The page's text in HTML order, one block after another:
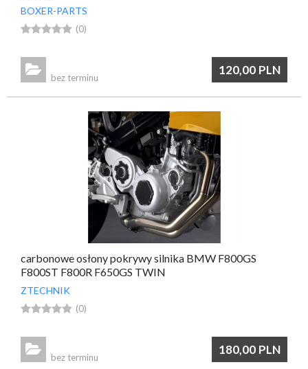
BOXER-PARTS
 (0)
120,00 PLN

bez terminu
carbonowe osłony pokrywy silnika BMW F800GS
F800ST F800R F650GS TWIN
ZTECHNIK
 (0)
180,00 PLN

bez terminu